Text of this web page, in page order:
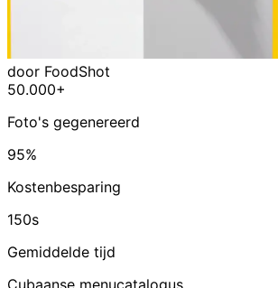
door FoodShot
50.000+
Foto's gegenereerd
95%
Kostenbesparing
150s
Gemiddelde tijd
Cubaanse menucatalogus